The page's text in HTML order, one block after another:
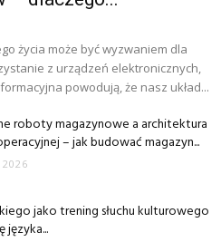
życia może być wyzwaniem dla
z urządzeń elektronicznych,
powodują, że nasz układ...
roboty magazynowe a architektura
– jak budować magazyn...
2026
jako trening słuchu kulturowego
języka...